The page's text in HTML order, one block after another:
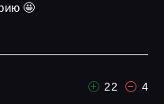
🤩
22 4